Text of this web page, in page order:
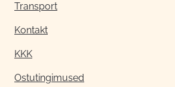
Transport
Kontakt
KKK
Ostutingimused